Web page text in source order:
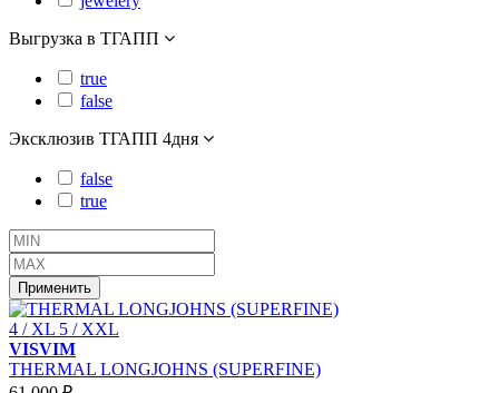
Выгрузка в ТГАПП
true
false
Эксклюзив ТГАПП 4дня
false
true
Применить
4 / XL 5 / XXL
VISVIM
THERMAL LONGJOHNS (SUPERFINE)